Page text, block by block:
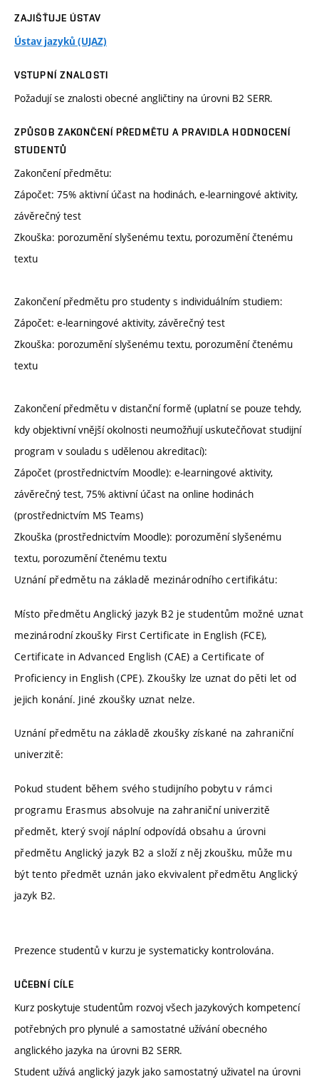
ZAJIŠŤUJE ÚSTAV
Ústav jazyků (UJAZ)
VSTUPNÍ ZNALOSTI
Požadují se znalosti obecné angličtiny na úrovni B2 SERR.
ZPŮSOB ZAKONČENÍ PŘEDMĚTU A PRAVIDLA HODNOCENÍ
STUDENTŮ
Zakončení předmětu:
Zápočet: 75% aktivní účast na hodinách, e-learningové aktivity,
závěrečný test
Zkouška: porozumění slyšenému textu, porozumění čtenému
textu
Zakončení předmětu pro studenty s individuálním studiem:
Zápočet: e-learningové aktivity, závěrečný test
Zkouška: porozumění slyšenému textu, porozumění čtenému
textu
Zakončení předmětu v distanční formě (uplatní se pouze tehdy,
kdy objektivní vnější okolnosti neumožňují uskutečňovat studijní
program v souladu s udělenou akreditací):
Zápočet (prostřednictvím Moodle): e-learningové aktivity,
závěrečný test, 75% aktivní účast na online hodinách
(prostřednictvím MS Teams)
Zkouška (prostřednictvím Moodle): porozumění slyšenému
textu, porozumění čtenému textu
Uznání předmětu na základě mezinárodního certifikátu:
Místo předmětu Anglický jazyk B2 je studentům možné uznat
mezinárodní zkoušky First Certificate in English (FCE),
Certificate in Advanced English (CAE) a Certificate of
Proficiency in English (CPE). Zkoušky lze uznat do pěti let od
jejich konání. Jiné zkoušky uznat nelze.
Uznání předmětu na základě zkoušky získané na zahraniční
univerzitě:
Pokud student během svého studijního pobytu v rámci
programu Erasmus absolvuje na zahraniční univerzitě
předmět, který svojí náplní odpovídá obsahu a úrovni
předmětu Anglický jazyk B2 a složí z něj zkoušku, může mu
být tento předmět uznán jako ekvivalent předmětu Anglický
jazyk B2.
Prezence studentů v kurzu je systematicky kontrolována.
UČEBNÍ CÍLE
Kurz poskytuje studentům rozvoj všech jazykových kompetencí
potřebných pro plynulé a samostatné užívání obecného
anglického jazyka na úrovni B2 SERR.
Student užívá anglický jazyk jako samostatný uživatel na úrovni